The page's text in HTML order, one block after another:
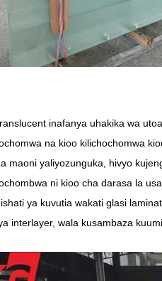
inafanya uhakika wa
na kioo kilichochomwa
maoni yaliyozunguka, hivyo
ni kioo cha darasa la
ya kuvutia wakati glasi
interlayer, wala kusambaza